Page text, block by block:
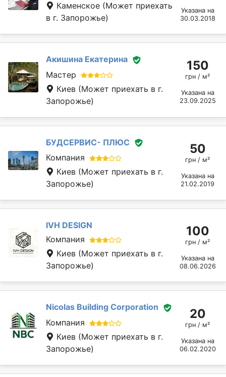
Каменское (Может приехать
в г. Запорожье)
Указана на
30.03.2018
Акишина Екатерина
Мастер
Киев (Может приехать в г.
Запорожье)
150
грн / м²
Указана на
23.09.2025
БУДСЕРВИС- ПЛЮС
Компания
Киев (Может приехать в г.
Запорожье)
50
грн / м²
Указана на
21.02.2019
IVH DESIGN
Компания
Киев (Может приехать в г.
Запорожье)
100
грн / м²
Указана на
08.06.2026
Nicolas Building Corporation
Компания
Киев (Может приехать в г.
Запорожье)
20
грн / м²
Указана на
06.02.2020